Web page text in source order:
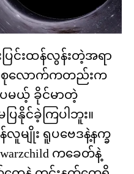
ြင်းထန်လွန်းတဲ့အရာ
ာစုလောက်ကတည်းက
ေမယ့် ခိုင်မာတဲ့
နိုင်ခဲ့ကြပါဘူး။
လူမျိုး ရူပဗေဒနဲ့နက္ခ
ကခေတ်နဲ့